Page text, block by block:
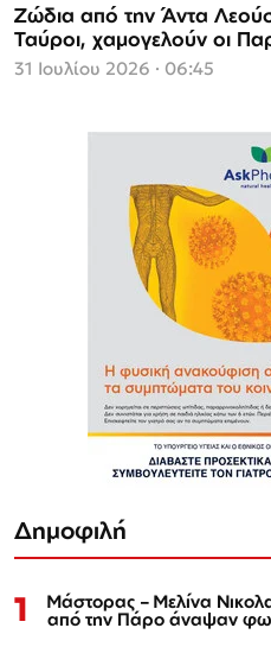
Ζώδια από την Άντα
Ταύροι, χαμoγελούν οι
31 Ιουλίου 2026 · 06:45
Δημοφιλή
1 Μάστορας – Μελίνα
από την Πάρο άναψαν